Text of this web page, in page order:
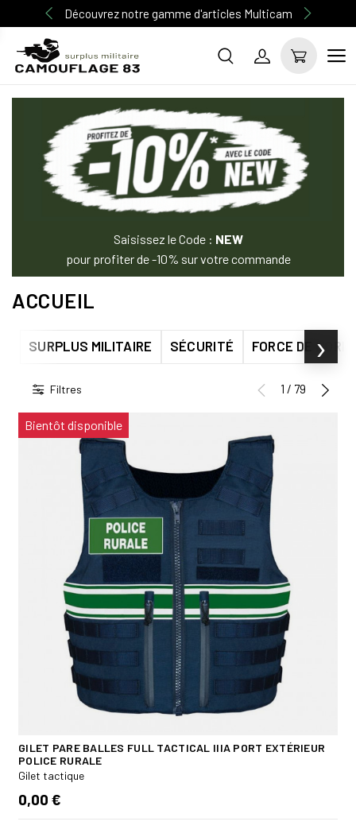
Découvrez notre gamme d'articles Multicam
Saisissez le Code : NEW
pour profiter de -10% sur votre commande
ACCUEIL
SURPLUS MILITAIRE SÉCURITÉ FORCE DE ›
Filtres 1 / 79
Bientôt disponible
GILET PARE BALLES FULL TACTICAL IIIA PORT EXTÉRIEUR
POLICE RURALE
Gilet tactique
0,00 €